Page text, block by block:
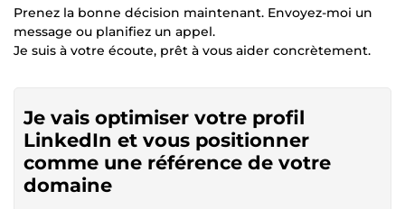
Prenez la bonne décision maintenant. Envoyez-moi un
message ou planifiez un appel.
Je suis à votre écoute, prêt à vous aider concrètement.
Je vais optimiser votre profil
LinkedIn et vous positionner
comme une référence de votre
domaine